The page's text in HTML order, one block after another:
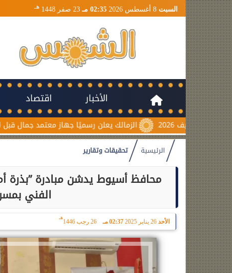
السبت 02:35 مـ 23 صفر 1448 هـ
الأخبار اقتصاد
الزمالك يعلن رسميًا جهاز معتمد جمال قبل انطلاق موسم 2026-2027
الرئيسية تحقيقات وتقارير
محافظ أسيوط يدشن مبادرة ”بذرة
الفني
الأحد 26 يناير 2025 02:37 مـ 26 رجب 1446
هـ